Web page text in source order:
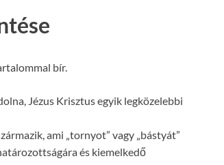
bír.
Jézus Krisztus egyik legközelebbi
ami „tornyot” vagy „bástyát”
és kiemelkedő